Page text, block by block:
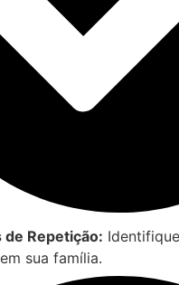
de Repetição:
sua família.